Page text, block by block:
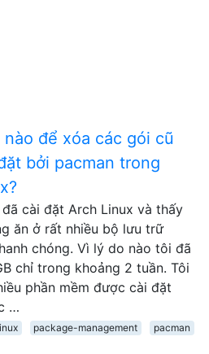
nào để xóa các gói cũ
bởi pacman trong
cài đặt Arch Linux và thấy
ăn ở rất nhiều bộ lưu trữ
chóng. Vì lý do nào tôi đã
chỉ trong khoảng 2 tuần. Tôi
phần mềm được cài đặt
…
package-management pacman